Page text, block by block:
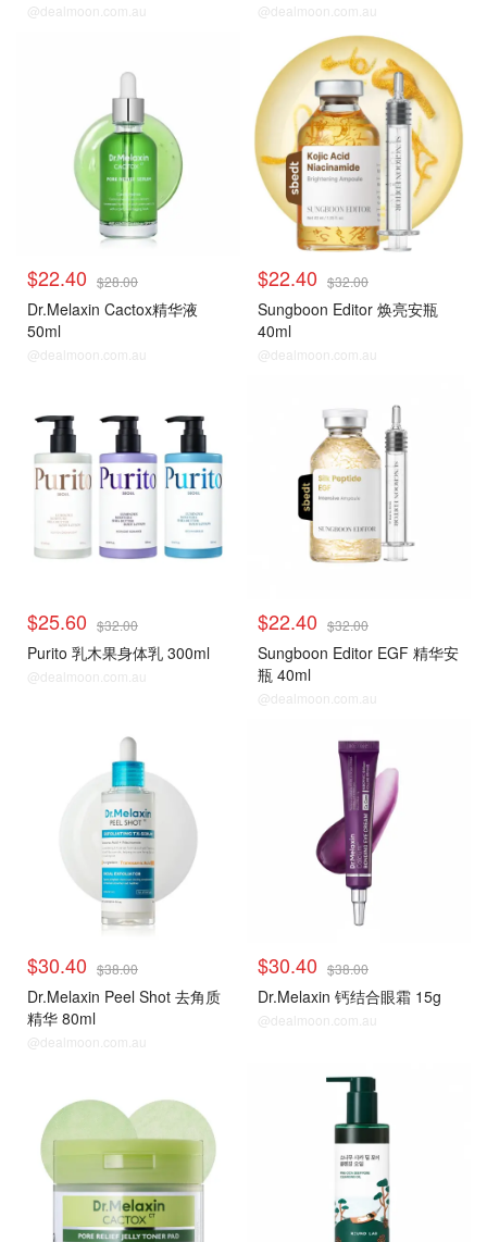
@dealmoon.com.au @dealmoon.com.au
$22.40 $28.00
Dr.Melaxin Cactox精华液
50ml
@dealmoon.com.au
$22.40 $32.00
Sungboon Editor 焕亮安瓶
40ml
@dealmoon.com.au
$25.60 $32.00
Purito 乳木果身体乳 300ml
@dealmoon.com.au
$22.40 $32.00
Sungboon Editor EGF 精华安
瓶 40ml
@dealmoon.com.au
$30.40 $38.00
Dr.Melaxin Peel Shot 去角质
精华 80ml
@dealmoon.com.au
$30.40 $38.00
Dr.Melaxin 钙结合眼霜 15g
@dealmoon.com.au